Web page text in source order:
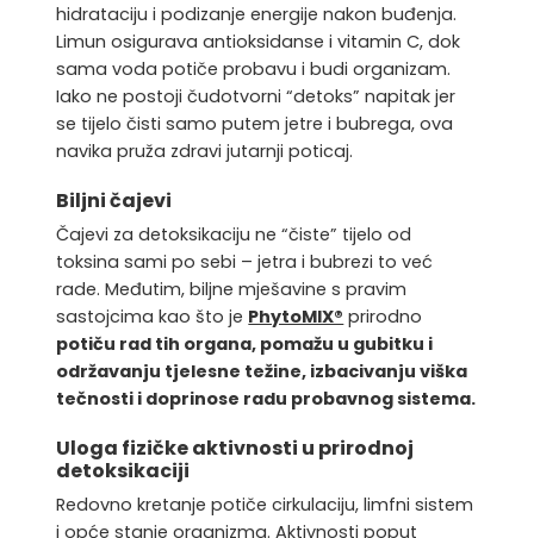
hidrataciju i podizanje energije nakon buđenja.
Limun osigurava antioksidanse i vitamin C, dok
sama voda potiče probavu i budi organizam.
Iako ne postoji čudotvorni “detoks” napitak jer
se tijelo čisti samo putem jetre i bubrega, ova
navika pruža zdravi jutarnji poticaj.
Biljni čajevi
Čajevi za detoksikaciju ne “čiste” tijelo od
toksina sami po sebi – jetra i bubrezi to već
rade. Međutim, biljne mješavine s pravim
sastojcima kao što je PhytoMIX® prirodno
potiču rad tih organa, pomažu u gubitku i
održavanju tjelesne težine, izbacivanju viška
tečnosti i doprinose radu probavnog sistema.
Uloga fizičke aktivnosti u prirodnoj
detoksikaciji
Redovno kretanje potiče cirkulaciju, limfni sistem
i opće stanje organizma. Aktivnosti poput